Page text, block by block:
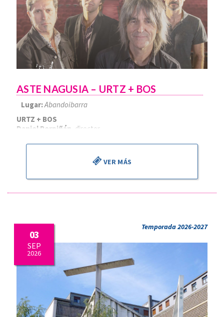
ASTE NAGUSIA – URTZ + BOS
Lugar:Abandoibarra
URTZ + BOS
Daniel Perpiñán
, director
VER MÁS
Temporada 2026-2027
03
SEP
2026